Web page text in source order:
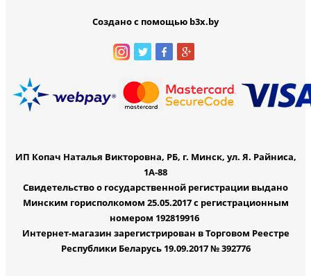
Создано с помощью b3x.by
ИП Копач Наталья Викторовна, РБ, г. Минск, ул. Я. Райниса,
1А-88
Свидетельство о государственной регистрации выдано
Минским горисполкомом 25.05.2017 с регистрационным
номером 192819916
Интернет-магазин зарегистрирован в Торговом Реестре
Республики Беларусь 19.09.2017 № 392776